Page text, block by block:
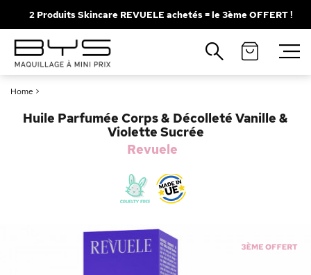
2 Produits Skincare REVUELE achetés = le 3ème OFFERT !
Home >
Huile Parfumée Corps & Décolleté Vanille &
Violette Sucrée
Revuele
Fermer
Recherches populaires